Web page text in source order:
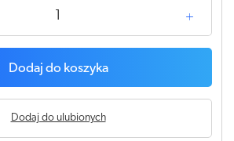
Dodaj do koszyka
Dodaj do ulubionych